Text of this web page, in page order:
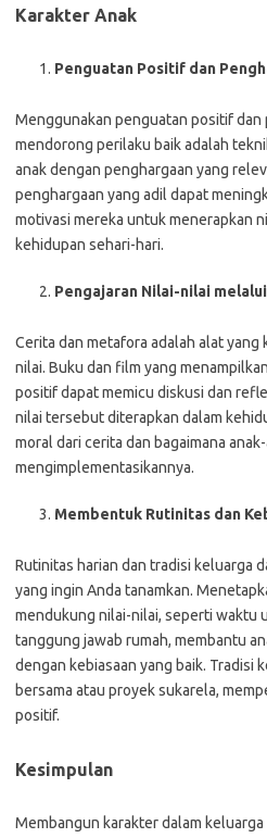
Karakter Anak
Penguatan Positif dan
Menggunakan penguatan positif dan
mendorong perilaku baik adalah
anak dengan penghargaan yang
penghargaan yang adil dapat
motivasi mereka untuk menerapkan
kehidupan sehari-hari.
Pengajaran Nilai-nilai
Cerita dan metafora adalah alat
nilai. Buku dan film yang
positif dapat memicu diskusi dan
nilai tersebut diterapkan dalam
moral dari cerita dan bagaimana
mengimplementasikannya.
Membentuk Rutinitas dan
Rutinitas harian dan tradisi keluarga
yang ingin Anda tanamkan.
mendukung nilai-nilai, seperti waktu
tanggung jawab rumah, membantu
dengan kebiasaan yang baik. Tradisi
bersama atau proyek sukarela,
positif.
Kesimpulan
Membangun karakter dalam